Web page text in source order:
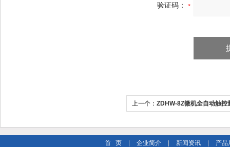
验证码：
上一个： ZDHW-8Z微机全自动触控
首 页 企业简介 新闻资讯 产品